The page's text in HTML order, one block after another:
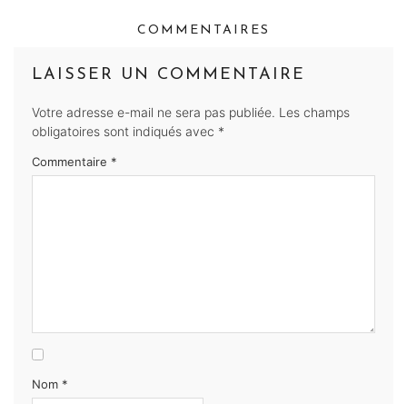
COMMENTAIRES
LAISSER UN COMMENTAIRE
Votre adresse e-mail ne sera pas publiée. Les champs
obligatoires sont indiqués avec *
Commentaire *
Nom *